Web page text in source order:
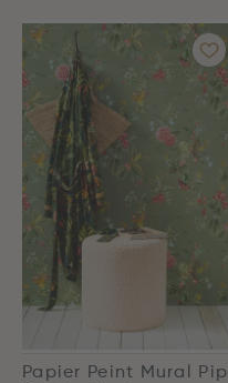
Papier Peint Mural Pip